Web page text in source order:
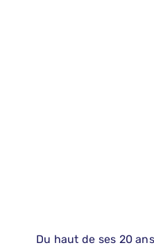
Du haut de ses 20